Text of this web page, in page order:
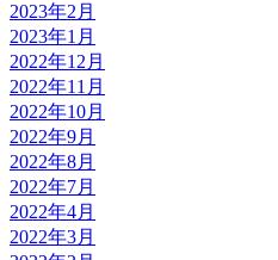
2023年2月
2023年1月
2022年12月
2022年11月
2022年10月
2022年9月
2022年8月
2022年7月
2022年4月
2022年3月